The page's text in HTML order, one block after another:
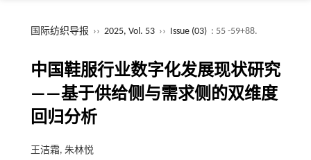
国际纺织导报 ›› 2025, Vol. 53 ›› Issue (03) : 55 -59+88.
中国鞋服行业数字化发展现状研究
——基于供给侧与需求侧的双维度
回归分析
王洁霜, 朱林悦